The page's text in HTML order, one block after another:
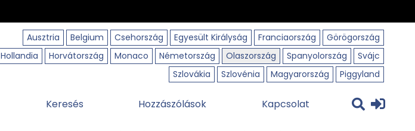
Ausztria
Belgium Csehország Egyesült Királyság Franciaország
Görögország
Hollandia
Horvátország Monaco Németország Olaszország Spanyolország
Svájc
Szlovákia
Szlovénia Magyarország Piggyland
Keresés Hozzászólások Kapcsolat